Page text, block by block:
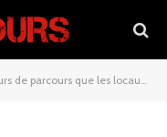
que les locaux ne feraient jamais
les